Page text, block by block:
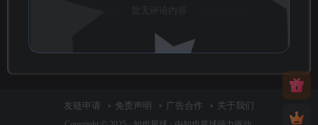
暂无评论内容
友链申请 免责声明 广告合作 关于我们